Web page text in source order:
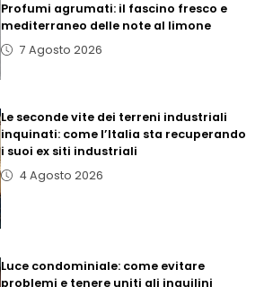
Profumi agrumati: il fascino fresco e
mediterraneo delle note al limone
7 Agosto 2026
Le seconde vite dei terreni industriali
inquinati: come l’Italia sta recuperando
i suoi ex siti industriali
4 Agosto 2026
Luce condominiale: come evitare
problemi e tenere uniti gli inquilini